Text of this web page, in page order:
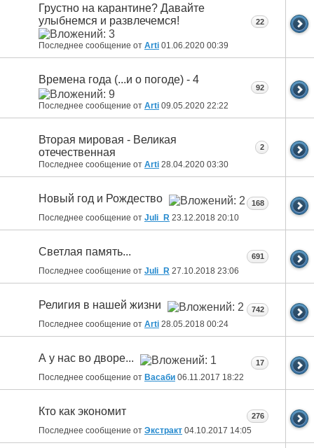
Грустно на карантине? Давайте
улыбнемся и развлечемся!
Последнее сообщение от Arti 01.06.2020 00:39
22
Времена года (...и о погоде) - 4
Последнее сообщение от Arti 09.05.2020 22:22
92
Вторая мировая - Великая
отечественная
Последнее сообщение от Arti 28.04.2020 03:30
2
Новый год и Рождество
Последнее сообщение от Juli_R 23.12.2018 20:10
168
Светлая память...
Последнее сообщение от Juli_R 27.10.2018 23:06
691
Религия в нашей жизни
Последнее сообщение от Arti 28.05.2018 00:24
742
А у нас во дворе...
Последнее сообщение от Васаби 06.11.2017 18:22
17
Кто как экономит
Последнее сообщение от Экстракт 04.10.2017 14:05
276